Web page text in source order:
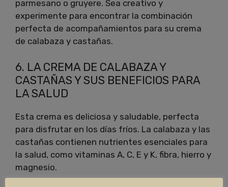
parmesano o gruyere. Sea creativo y
experimente para encontrar la combinación
perfecta de acompañamientos para su crema
de calabaza y castañas.
6. LA CREMA DE CALABAZA Y
CASTAÑAS Y SUS BENEFICIOS PARA
LA SALUD
Esta crema es deliciosa y saludable, perfecta
para disfrutar en los días fríos. La calabaza y las
castañas contienen nutrientes esenciales para
la salud, como vitaminas A, C, E y K, fibra, hierro y
magnesio.